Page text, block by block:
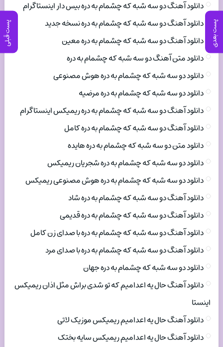
پست بعدی پست قبلی
دانلود آهنگ دو سه شبه که چشمام به دره بیس دار اینستاگرام
دانلود آهنگ دو سه شبه که چشمام به دره نسخه جدید
دانلود آهنگ دو سه شبه که چشمام به دره معین
دانلود متن آهنگ دو سه شبه که چشمام به دره
دانلود دو سه شبه که چشمام به دره هوش مصنوعی
دانلود دو سه شبه که چشمام به دره مرضیه
دانلود آهنگ دو سه شبه که چشمام به دره ریمیکس اینستاگرام
دانلود آهنگ دو سه شبه که چشمام به دره کامل
دانلود متن دو سه شبه که چشمام به دره هایده
دانلود دو سه شبه که چشمام به دره شجریان ریمیکس
دانلود دو سه شبه که چشمام به دره هوش مصنوعی ریمیکس
دانلود آهنگ دو سه شبه که چشمام به دره شاد
دانلود آهنگ دو سه شبه که چشمام به دره قدیمی
دانلود آهنگ دو سه شبه که چشمام به دره با صدای زن کامل
دانلود آهنگ دو سه شبه که چشمام به دره با صدای مرد
دانلود دو سه شبه که چشمام به دره جهان
دانلود آهنگ حال یه اعدامیم که تو شدی براش مثل اذان ریمیکس
اینستا
دانلود آهنگ حال یه اعدامیم ریمیکس موزیک لاتی
دانلود آهنگ حال یه اعدامیم ریمیکس سایه بختک